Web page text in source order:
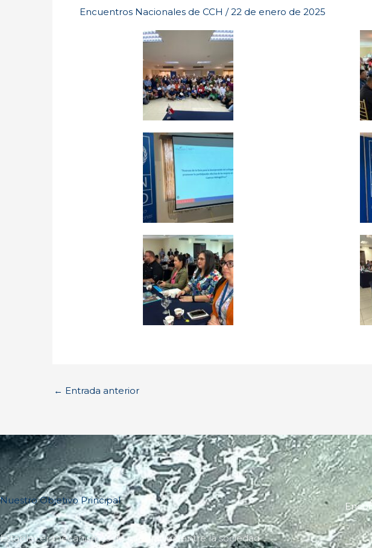
Encuentros Nacionales de CCH /22 de enero de 2025
← Entrada anterior
Nuestro Objetivo Principal
Establecer mecanismos de integración entre la sociedad